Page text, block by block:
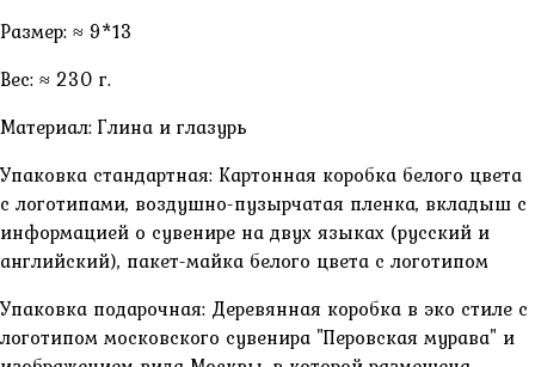
Размер: ≈ 9*13
Вес: ≈ 230 г.
Материал: Глина и глазурь
Упаковка стандартная: Картонная коробка белого цвета
с логотипами, воздушно-пузырчатая пленка, вкладыш с
информацией о сувенире на двух языках (русский и
английский), пакет-майка белого цвета с логотипом
Упаковка подарочная: Деревянная коробка в эко стиле с
логотипом московского сувенира "Перовская мурава" и